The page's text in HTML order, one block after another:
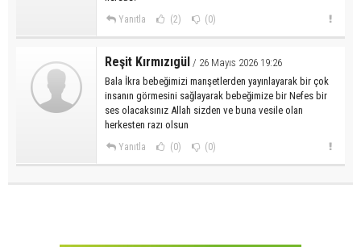
Yanıtla (2) (0)
Reşit Kırmızıgül / 26 Mayıs 2026 19:26
Bala İkra bebeğimizi manşetlerden yayınlayarak bir çok
insanın görmesini sağlayarak bebeğimize bir Nefes bir
ses olacaksınız Allah sizden ve buna vesile olan
herkesten razı olsun
Yanıtla (0) (0)